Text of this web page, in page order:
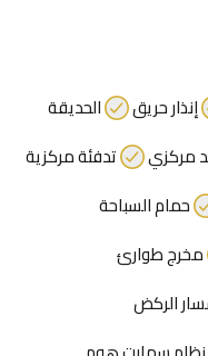
إنذار حريق
الحديقة
مركزي
تدفئة مركزية
حمام السباحة
مخرج طوارئ
الركض